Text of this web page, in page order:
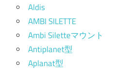
Aldis
AMBI SILETTE
Ambi Siletteマウント
Antiplanet型
Aplanat型